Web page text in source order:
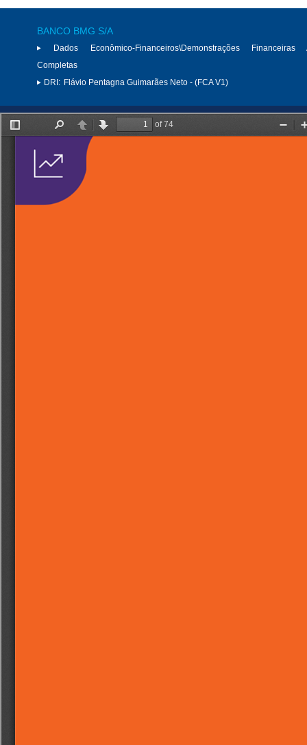
BANCO BMG S/A
Dados Econômico-Financeiros\Demonstrações Financeiras
Completas
DRI: Flávio Pentagna Guimarães Neto - (FCA V1)